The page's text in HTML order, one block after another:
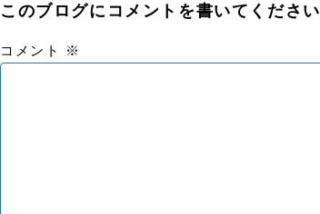
このブログにコメントを書いてください
コメント ※